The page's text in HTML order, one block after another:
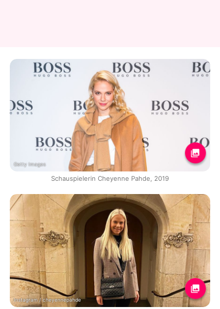
Getty Images
Schauspielerin Cheyenne Pahde, 2019
Instagram / cheyennepahde